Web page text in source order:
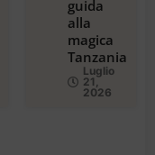
guida
alla
magica
Tanzania
Luglio
21,
2026